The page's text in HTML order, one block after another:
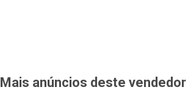
Mais anúncios deste vendedor